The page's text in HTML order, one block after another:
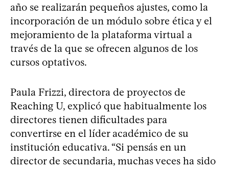
año se realizarán pequeños ajustes, como la
incorporación de un módulo sobre ética y el
mejoramiento de la plataforma virtual a
través de la que se ofrecen algunos de los
cursos optativos.
Paula Frizzi, directora de proyectos de
Reaching U, explicó que habitualmente los
directores tienen dificultades para
convertirse en el líder académico de su
institución educativa. “Si pensás en un
director de secundaria, muchas veces ha sido